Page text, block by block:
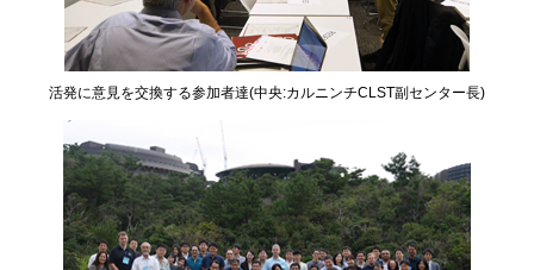
活発に意見を交換する参加者達(中央:カルニンチCLST副センター長)